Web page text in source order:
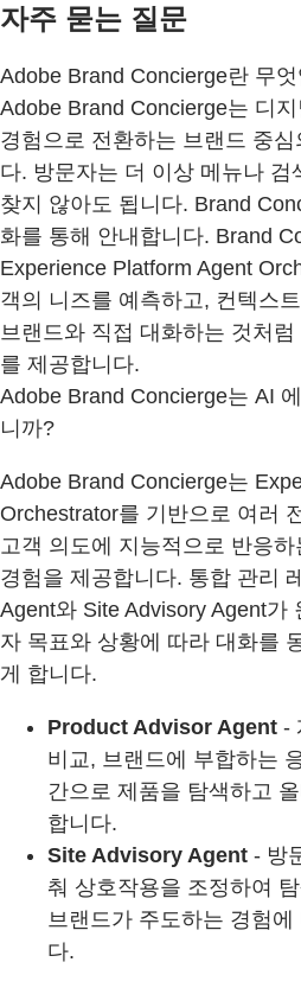
자주 묻는 질문
Adobe Brand Concierge란 무
Adobe Brand Concierge는 디
경험으로 전환하는 브랜드 중
다. 방문자는 더 이상 메뉴나 검
찾지 않아도 됩니다. Brand
화를 통해 안내합니다. Brand
Experience Platform Agent
객의 니즈를 예측하고, 컨텍스
브랜드와 직접 대화하는 것처
를 제공합니다.
Adobe Brand Concierge는 AI
니까?
Adobe Brand Concierge는
Orchestrator를 기반으로 여러
고객 의도에 지능적으로 반응
경험을 제공합니다. 통합 관리
Agent와 Site Advisory Agent가
자 목표와 상황에 따라 대화를
게 합니다.
Product Advisor Agent -
비교, 브랜드에 부합하는
간으로 제품을 탐색하고
합니다.
Site Advisory Agent - 방
춰 상호작용을 조정하여
브랜드가 주도하는 경험
다.